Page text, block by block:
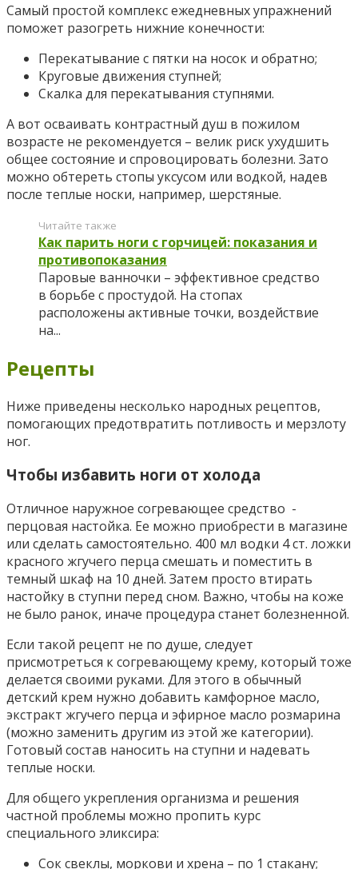
Самый простой комплекс ежедневных упражнений
поможет разогреть нижние конечности:
Перекатывание с пятки на носок и обратно;
Круговые движения ступней;
Скалка для перекатывания ступнями.
А вот осваивать контрастный душ в пожилом
возрасте не рекомендуется – велик риск ухудшить
общее состояние и спровоцировать болезни. Зато
можно обтереть стопы уксусом или водкой, надев
после теплые носки, например, шерстяные.
Читайте также
Как парить ноги с горчицей: показания и
противопоказания
Паровые ванночки – эффективное средство
в борьбе с простудой. На стопах
расположены активные точки, воздействие
на...
Рецепты
Ниже приведены несколько народных рецептов,
помогающих предотвратить потливость и мерзлоту
ног.
Чтобы избавить ноги от холода
Отличное наружное согревающее средство -
перцовая настойка. Ее можно приобрести в магазине
или сделать самостоятельно. 400 мл водки 4 ст. ложки
красного жгучего перца смешать и поместить в
темный шкаф на 10 дней. Затем просто втирать
настойку в ступни перед сном. Важно, чтобы на коже
не было ранок, иначе процедура станет болезненной.
Если такой рецепт не по душе, следует
присмотреться к согревающему крему, который тоже
делается своими руками. Для этого в обычный
детский крем нужно добавить камфорное масло,
экстракт жгучего перца и эфирное масло розмарина
(можно заменить другим из этой же категории).
Готовый состав наносить на ступни и надевать
теплые носки.
Для общего укрепления организма и решения
частной проблемы можно пропить курс
специального эликсира:
Сок свеклы, моркови и хрена – по 1 стакану;